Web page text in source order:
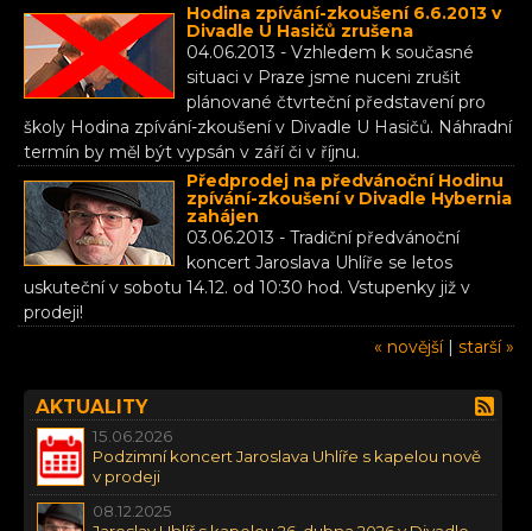
Hodina zpívání-zkoušení 6.6.2013 v
Divadle U Hasičů zrušena
04.06.2013 - Vzhledem k současné
situaci v Praze jsme nuceni zrušit
plánované čtvrteční představení pro
školy Hodina zpívání-zkoušení v Divadle U Hasičů. Náhradní
termín by měl být vypsán v září či v říjnu.
Předprodej na předvánoční Hodinu
zpívání-zkoušení v Divadle Hybernia
zahájen
03.06.2013 - Tradiční předvánoční
koncert Jaroslava Uhlíře se letos
uskuteční v sobotu 14.12. od 10:30 hod. Vstupenky již v
prodeji!
« novější| starší »
AKTUALITY
15.06.2026
Podzimní koncert Jaroslava Uhlíře s kapelou nově
v prodeji
08.12.2025